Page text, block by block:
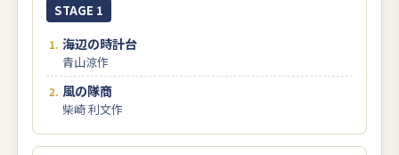
STAGE 1
海辺の時計台
青山涼作
風の隊商
柴崎 利文作